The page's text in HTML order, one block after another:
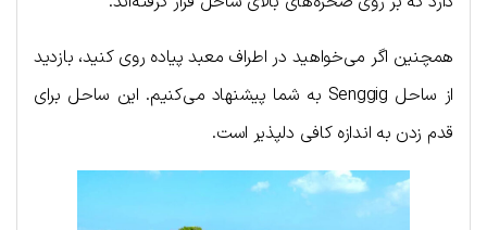
همچنین اگر می‌خواهید در اطراف معبد پیاده روی کنید، بازدید
از ساحل Senggig به شما پیشنهاد می‌کنیم. این ساحل برای
قدم زدن به اندازه کافی دلپذیر است.